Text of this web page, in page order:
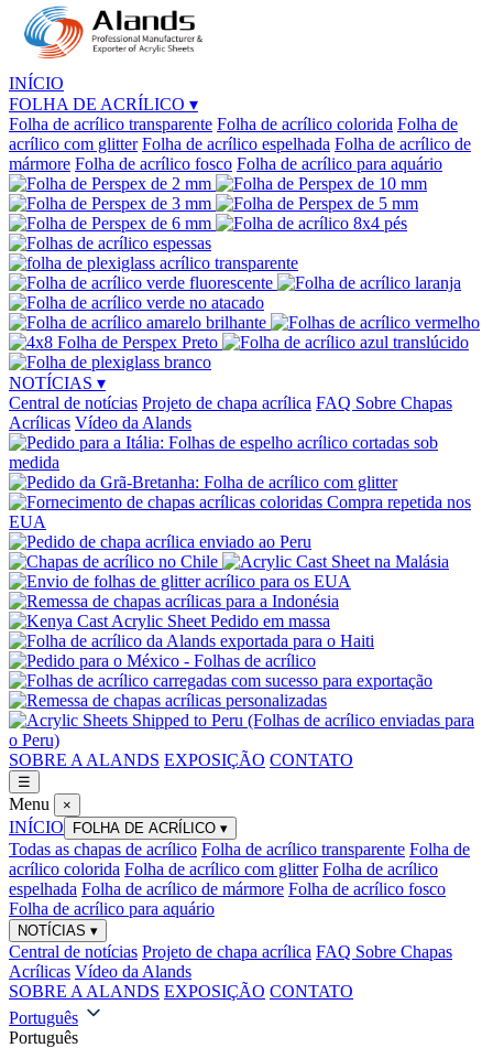
INÍCIO
FOLHA DE ACRÍLICO ▾
Folha de acrílico transparente Folha de acrílico colorida Folha de
acrílico com glitter Folha de acrílico espelhada Folha de acrílico de
mármore Folha de acrílico fosco Folha de acrílico para aquário
NOTÍCIAS ▾
Central de notícias Projeto de chapa acrílica FAQ Sobre Chapas
Acrílicas Vídeo da Alands
SOBRE A ALANDS EXPOSIÇÃO CONTATO
☰
Menu ×
INÍCIO FOLHA DE ACRÍLICO ▾
Todas as chapas de acrílico Folha de acrílico transparente Folha de
acrílico colorida Folha de acrílico com glitter Folha de acrílico
espelhada Folha de acrílico de mármore Folha de acrílico fosco
Folha de acrílico para aquário
NOTÍCIAS ▾
Central de notícias Projeto de chapa acrílica FAQ Sobre Chapas
Acrílicas Vídeo da Alands
SOBRE A ALANDS EXPOSIÇÃO CONTATO
Português
Português